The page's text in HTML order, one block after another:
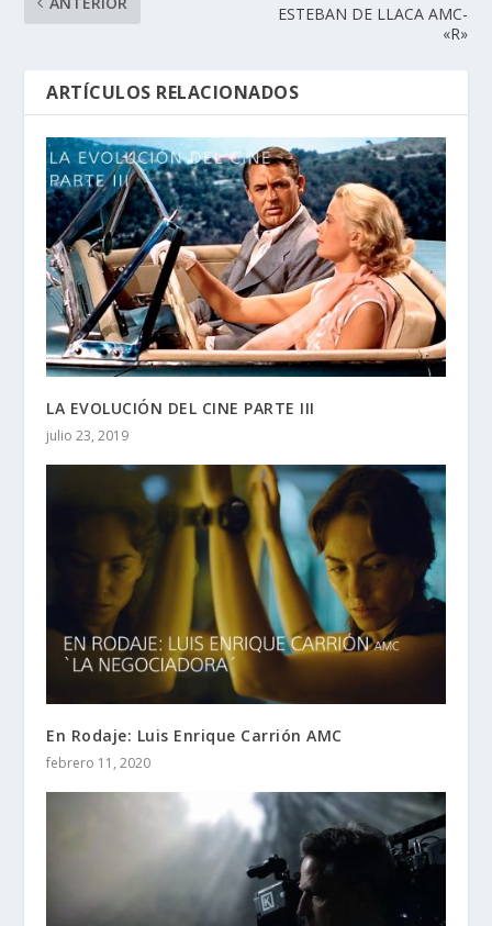
ESTEBAN DE LLACA AMC-
«R»
ARTÍCULOS RELACIONADOS
LA EVOLUCIÓN DEL CINE PARTE III
julio 23, 2019
En Rodaje: Luis Enrique Carrión AMC
febrero 11, 2020